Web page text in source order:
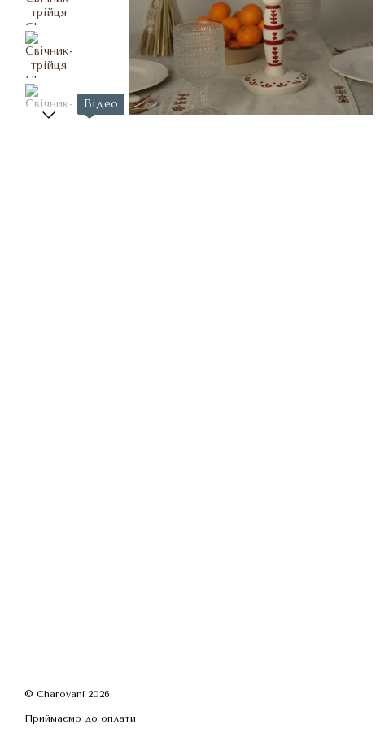
Відео
© Charovani 2026
Приймаємо до оплати